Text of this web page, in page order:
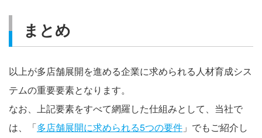
まとめ
以上が多店舗展開を進める企業に求められる人材育成シス
テムの重要要素となります。
なお、上記要素をすべて網羅した仕組みとして、当社で
は、「多店舗展開に求められる5つの要件 」でもご紹介し